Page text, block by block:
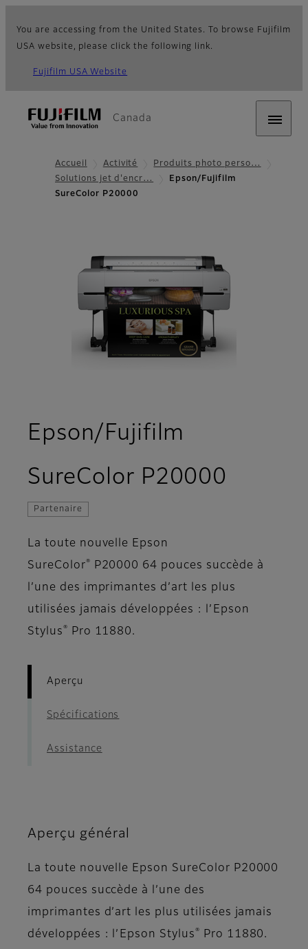
You are accessing from the United States. To browse Fujifilm
USA website, please click the following link.
Fujifilm USA Website
Canada
Accueil Activité
Produits photo perso…
Solutions jet d'encr…
Epson/Fujifilm
SureColor P20000
Epson/Fujifilm
SureColor P20000
Partenaire
La toute nouvelle Epson
SureColor®
P20000 64 pouces succède à
l’une des imprimantes d’art les plus
utilisées jamais développées : l’Epson
Stylus ® Pro 11880.
Aperçu
Spécifications
Assistance
Aperçu général
La toute nouvelle Epson SureColor P20000
64 pouces succède à l’une des
imprimantes d’art les plus utilisées jamais
développées : l’Epson Stylus ® Pro 11880.